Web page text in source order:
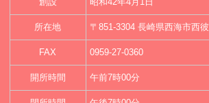
所在地 〒851-3304 長崎県西海市西
FAX 0959-27-0360
開所時間 午前7時00分